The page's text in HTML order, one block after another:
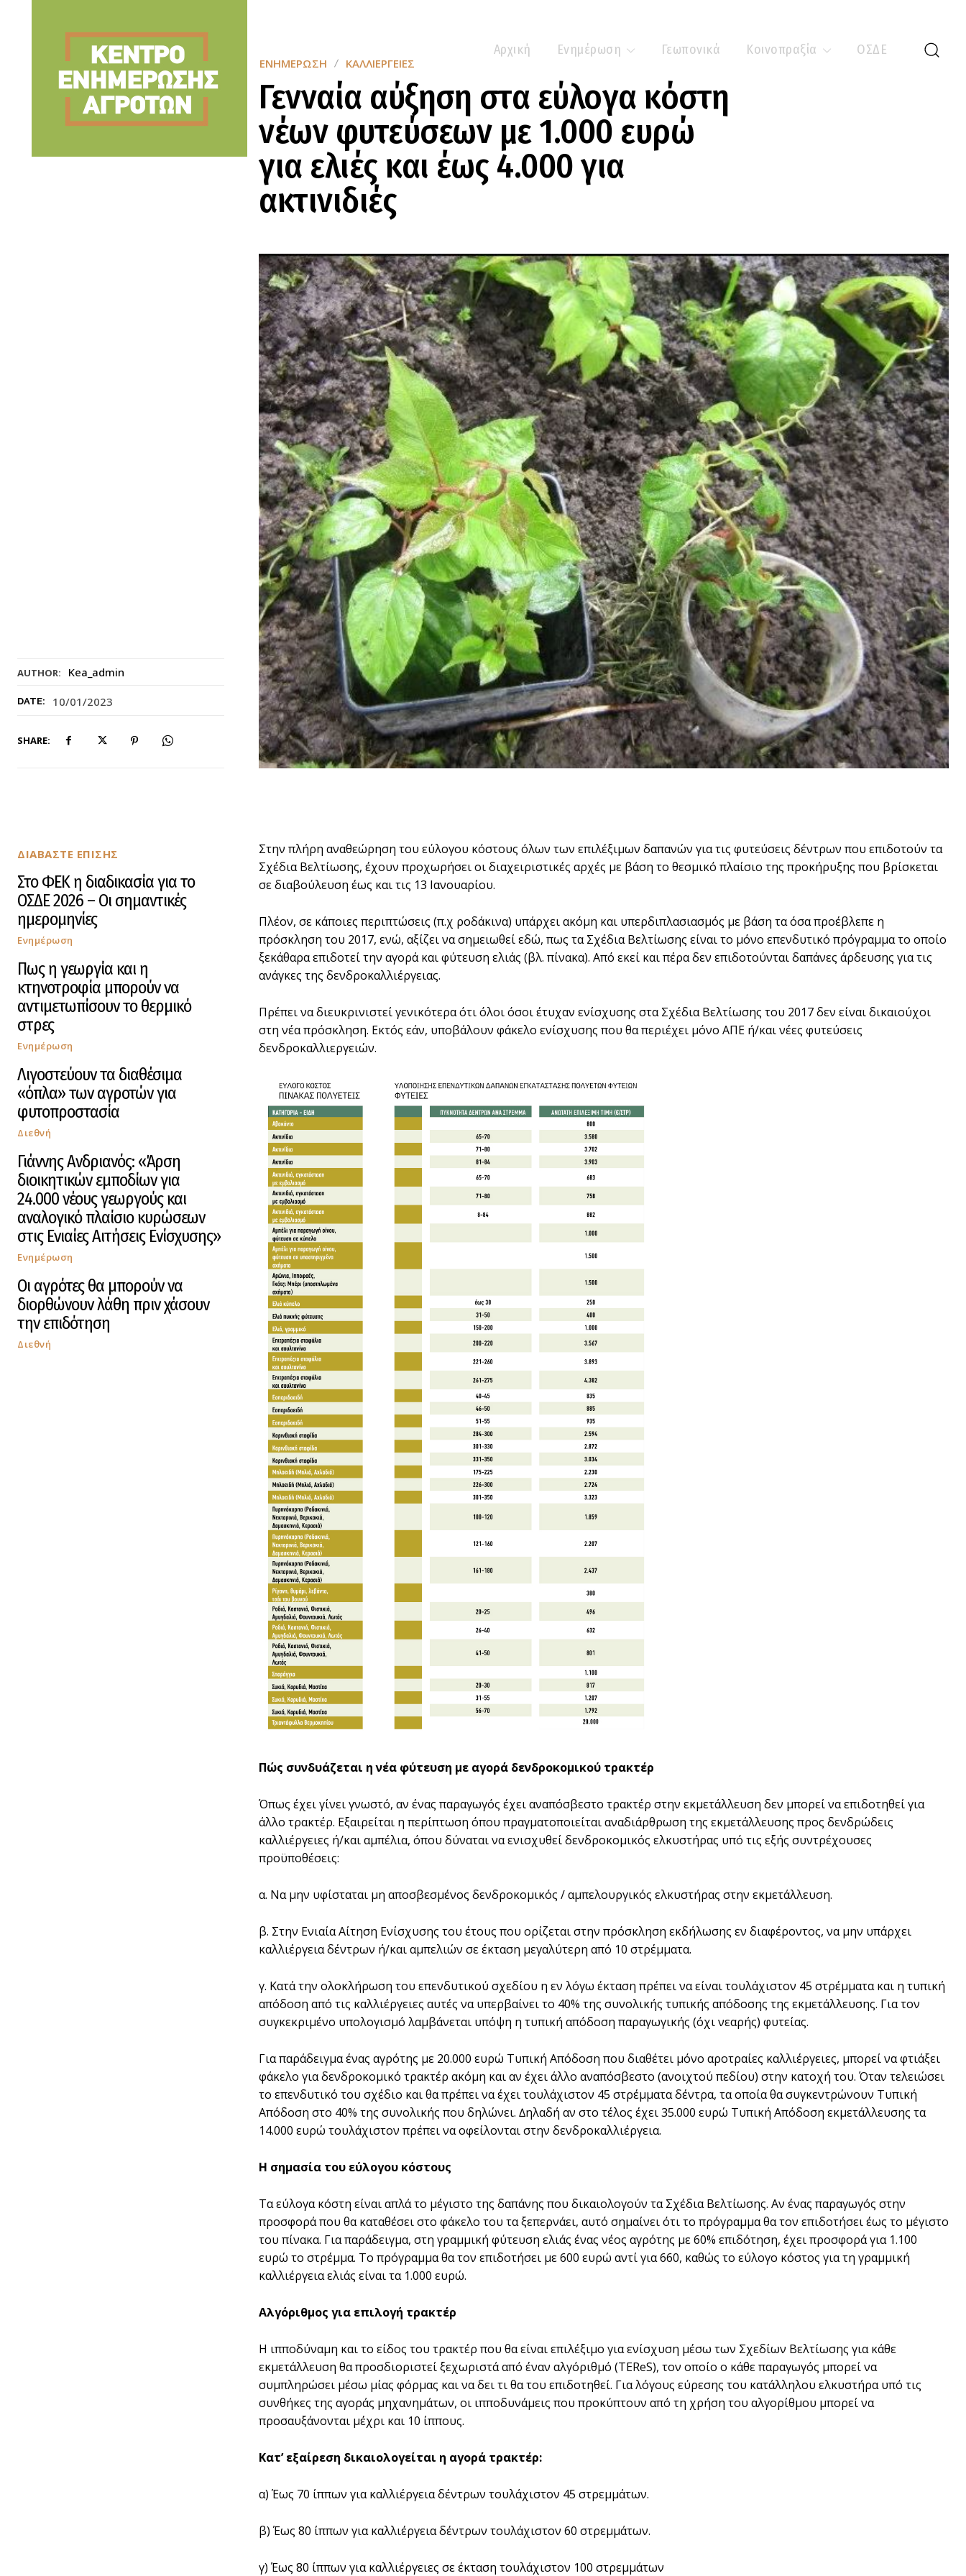
Αρχική Ενημέρωση Γεωπονικά Κοινοπραξία ΟΣΔΕ
AUTHOR: Kea_admin
DATE: 10/01/2023
SHARE:
ΕΝΗΜΈΡΩΣΗ ΚΑΛΛΙΈΡΓΕΙΕΣ
Γενναία αύξηση στα εύλογα κόστη
νέων φυτεύσεων με 1.000 ευρώ
για ελιές και έως 4.000 για
ακτινιδιές
ΔΙΑΒΑΣΤΕ ΕΠΙΣΗΣ
Στο ΦΕΚ η διαδικασία για το
ΟΣΔΕ 2026 – Οι σημαντικές
ημερομηνίες
Ενημέρωση
Πως η γεωργία και η
κτηνοτροφία μπορούν να
αντιμετωπίσουν το θερμικό
στρες
Ενημέρωση
Λιγοστεύουν τα διαθέσιμα
«όπλα» των αγροτών για
φυτοπροστασία
Διεθνή
Γιάννης Ανδριανός: «Άρση
διοικητικών εμποδίων για
24.000 νέους γεωργούς και
αναλογικό πλαίσιο κυρώσεων
στις Ενιαίες Αιτήσεις Ενίσχυσης»
Ενημέρωση
Οι αγρότες θα μπορούν να
διορθώνουν λάθη πριν χάσουν
την επιδότηση
Διεθνή
Στην πλήρη αναθεώρηση του εύλογου κόστους όλων των επιλέξιµων δαπανών για τις φυτεύσεις δέντρων που επιδοτούν τα
Σχέδια Βελτίωσης, έχουν προχωρήσει οι διαχειριστικές αρχές µε βάση το θεσµικό πλαίσιο της προκήρυξης που βρίσκεται
σε διαβούλευση έως και τις 13 Ιανουαρίου.
Πλέον, σε κάποιες περιπτώσεις (π.χ ροδάκινα) υπάρχει ακόµη και υπερδιπλασιασµός µε βάση τα όσα προέβλεπε η
πρόσκληση του 2017, ενώ, αξίζει να σηµειωθεί εδώ, πως τα Σχέδια Βελτίωσης είναι το µόνο επενδυτικό πρόγραµµα το οποίο
ξεκάθαρα επιδοτεί την αγορά και φύτευση ελιάς (βλ. πίνακα). Από εκεί και πέρα δεν επιδοτούνται δαπάνες άρδευσης για τις
ανάγκες της δενδροκαλλιέργειας.
Πρέπει να διευκρινιστεί γενικότερα ότι όλοι όσοι έτυχαν ενίσχυσης στα Σχέδια Βελτίωσης του 2017 δεν είναι δικαιούχοι
στη νέα πρόσκληση. Εκτός εάν, υποβάλουν φάκελο ενίσχυσης που θα περιέχει µόνο ΑΠΕ ή/και νέες φυτεύσεις
δενδροκαλλιεργειών.
Πώς συνδυάζεται η νέα φύτευση µε αγορά δενδροκοµικού τρακτέρ
Όπως έχει γίνει γνωστό, αν ένας παραγωγός έχει αναπόσβεστο τρακτέρ στην εκµετάλλευση δεν µπορεί να επιδοτηθεί για
άλλο τρακτέρ. Εξαιρείται η περίπτωση όπου πραγµατοποιείται αναδιάρθρωση της εκµετάλλευσης προς δενδρώδεις
καλλιέργειες ή/και αµπέλια, όπου δύναται να ενισχυθεί δενδροκοµικός ελκυστήρας υπό τις εξής συντρέχουσες
προϋποθέσεις:
α. Να µην υφίσταται µη αποσβεσµένος δενδροκοµικός / αµπελουργικός ελκυστήρας στην εκµετάλλευση.
β. Στην Ενιαία Αίτηση Ενίσχυσης του έτους που ορίζεται στην πρόσκληση εκδήλωσης εν διαφέροντος, να µην υπάρχει
καλλιέργεια δέντρων ή/και αµπελιών σε έκταση µεγαλύτερη από 10 στρέµµατα.
γ. Κατά την ολοκλήρωση του επενδυτικού σχεδίου η εν λόγω έκταση πρέπει να είναι τουλάχιστον 45 στρέµµατα και η τυπική
απόδοση από τις καλλιέργειες αυτές να υπερβαίνει το 40% της συνολικής τυπικής απόδοσης της εκµετάλλευσης. Για τον
συγκεκριµένο υπολογισµό λαµβάνεται υπόψη η τυπική απόδοση παραγωγικής (όχι νεαρής) φυτείας.
Για παράδειγµα ένας αγρότης µε 20.000 ευρώ Τυπική Απόδοση που διαθέτει µόνο αροτραίες καλλιέργειες, µπορεί να φτιάξει
φάκελο για δενδροκοµικό τρακτέρ ακόµη και αν έχει άλλο αναπόσβεστο (ανοιχτού πεδίου) στην κατοχή του. Όταν τελειώσει
το επενδυτικό του σχέδιο και θα πρέπει να έχει τουλάχιστον 45 στρέµµατα δέντρα, τα οποία θα συγκεντρώνουν Τυπική
Απόδοση στο 40% της συνολικής που δηλώνει. ∆ηλαδή αν στο τέλος έχει 35.000 ευρώ Τυπική Απόδοση εκµετάλλευσης τα
14.000 ευρώ τουλάχιστον πρέπει να οφείλονται στην δενδροκαλλιέργεια.
Η σηµασία του εύλογου κόστους
Τα εύλογα κόστη είναι απλά το µέγιστο της δαπάνης που δικαιολογούν τα Σχέδια Βελτίωσης. Αν ένας παραγωγός στην
προσφορά που θα καταθέσει στο φάκελο του τα ξεπερνάει, αυτό σηµαίνει ότι το πρόγραµµα θα τον επιδοτήσει έως το µέγιστο
του πίνακα. Για παράδειγµα, στη γραµµική φύτευση ελιάς ένας νέος αγρότης µε 60% επιδότηση, έχει προσφορά για 1.100
ευρώ το στρέµµα. Το πρόγραµµα θα τον επιδοτήσει µε 600 ευρώ αντί για 660, καθώς το εύλογο κόστος για τη γραµµική
καλλιέργεια ελιάς είναι τα 1.000 ευρώ.
Αλγόριθµος για επιλογή τρακτέρ
Η ιπποδύναµη και το είδος του τρακτέρ που θα είναι επιλέξιµο για ενίσχυση µέσω των Σχεδίων Βελτίωσης για κάθε
εκµετάλλευση θα προσδιοριστεί ξεχωριστά από έναν αλγόριθµό (TEReS), τον οποίο ο κάθε παραγωγός µπορεί να
συµπληρώσει µέσω µίας φόρµας και να δει τι θα του επιδοτηθεί. Για λόγους εύρεσης του κατάλληλου ελκυστήρα υπό τις
συνθήκες της αγοράς µηχανηµάτων, οι ιπποδυνάµεις που προκύπτουν από τη χρήση του αλγορίθµου µπορεί να
προσαυξάνονται µέχρι και 10 ίππους.
Κατ’ εξαίρεση δικαιολογείται η αγορά τρακτέρ:
α) Έως 70 ίππων για καλλιέργεια δέντρων τουλάχιστον 45 στρεµµάτων.
β) Έως 80 ίππων για καλλιέργεια δέντρων τουλάχιστον 60 στρεµµάτων.
γ) Έως 80 ίππων για καλλιέργειες σε έκταση τουλάχιστον 100 στρεµµάτων